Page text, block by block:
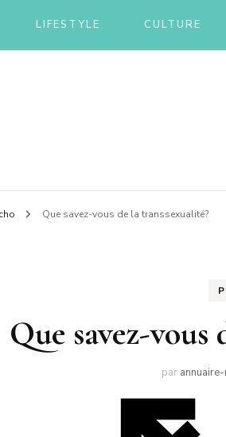
LIFESTYLE CULTURE
Que savez-vous de la transsexualité?
Que savez-vous
par